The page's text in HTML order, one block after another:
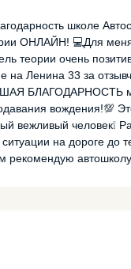
школе
ОНЛАЙН! 💻Для
теории очень
Ленина 33 за
БЛАГОДАРНОСТЬ
вождения!💯
вежливый человек❕
ситуации на дороге